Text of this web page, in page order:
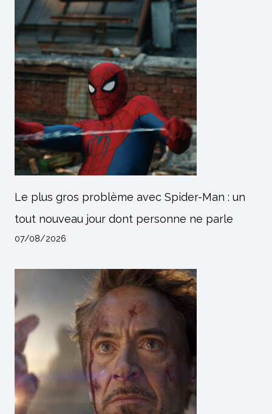
Le plus gros problème avec Spider-Man : un
tout nouveau jour dont personne ne parle
07/08/2026